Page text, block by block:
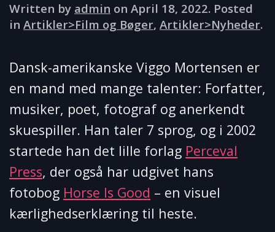
Written by admin on April 18, 2022. Posted
in Artikler>Film og Bøger, Artikler>Nyheder.
Dansk-amerikanske Viggo Mortensen er
en mand med mange talenter: Forfatter,
musiker, poet, fotograf og anerkendt
skuespiller. Han taler 7 sprog, og i 2002
startede han det lille forlag Perceval
Press, der også har udgivet hans
fotobog Horse Is Good – en visuel
kærlighedserklæring til heste.